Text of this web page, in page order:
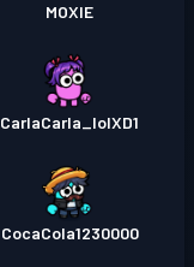
MOXIE
CarlaCarla_lolXD1
CocaCola1230000